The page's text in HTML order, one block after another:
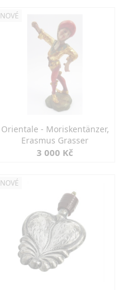
NOVÉ
Orientale - Moriskentänzer,
Erasmus Grasser
3 000 Kč
NOVÉ